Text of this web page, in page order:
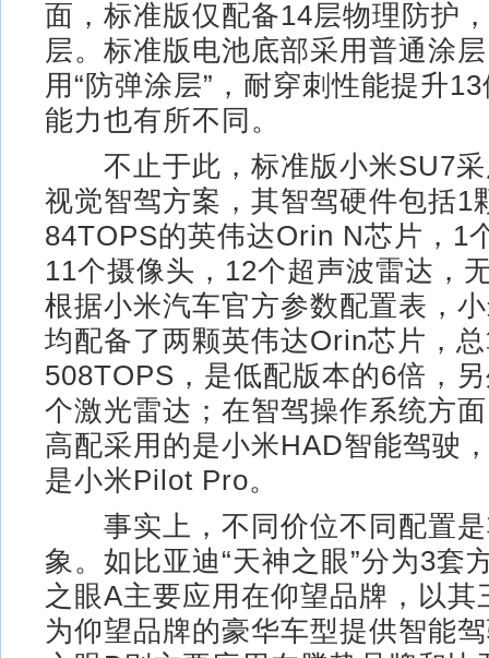
面，标准版仅配备14层物理防护
层。标准版电池底部采用普通涂
用“防弹涂层”，耐穿刺性能提升
能力也有所不同。
不止于此，标准版小米SU7采
视觉智驾方案，其智驾硬件包括1
84TOPS的英伟达Orin N芯片，1
11个摄像头，12个超声波雷达，
根据小米汽车官方参数配置表，
均配备了两颗英伟达Orin芯片，
508TOPS，是低配版本的6倍，
个激光雷达；在智驾操作系统方
高配采用的是小米HAD智能驾驶
是小米Pilot Pro。
事实上，不同价位不同配置是
象。如比亚迪“天神之眼”分为3套
之眼A主要应用在仰望品牌，以其
为仰望品牌的豪华车型提供智能